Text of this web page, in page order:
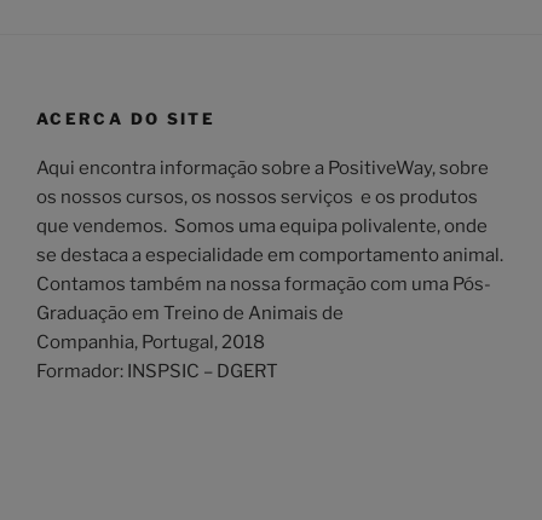
ACERCA DO SITE
Aqui encontra informação sobre a PositiveWay, sobre
os nossos cursos, os nossos serviços e os produtos
que vendemos. Somos uma equipa polivalente, onde
se destaca a especialidade em comportamento animal.
Contamos também na nossa formação com uma Pós-
Graduação em Treino de Animais de
Companhia, Portugal, 2018
Formador: INSPSIC – DGERT